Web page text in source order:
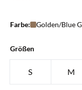
Farbe: Golden/Blue
Größen
S M